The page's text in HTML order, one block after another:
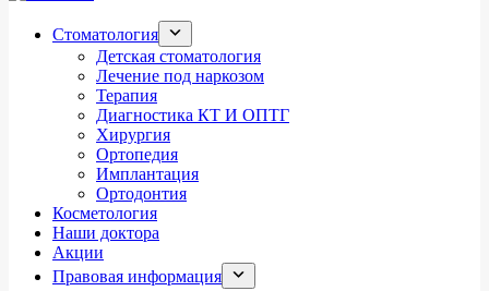
Стоматология
Детская стоматология
Лечение под наркозом
Терапия
Диагностика КТ И ОПТГ
Хирургия
Ортопедия
Имплантация
Ортодонтия
Косметология
Наши доктора
Акции
Правовая информация